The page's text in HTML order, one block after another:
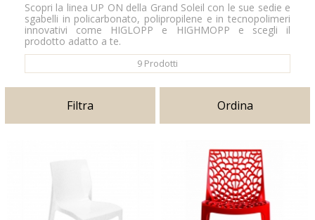
Scopri la linea UP ON della Grand Soleil con le sue sedie e
sgabelli in policarbonato, polipropilene e in tecnopolimeri
innovativi come HIGLOPP e HIGHMOPP e scegli il
prodotto adatto a te.
9 Prodotti
Filtra Ordina